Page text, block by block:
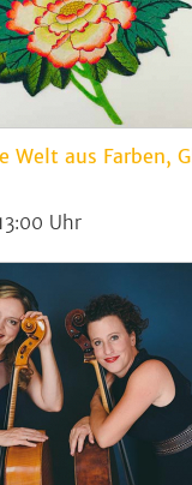
Welt aus Farben,